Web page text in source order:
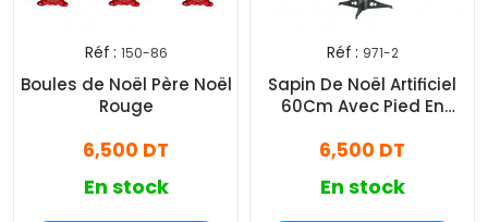
Réf : 150-86
Boules de Noël Père Noël
Rouge
6,500 DT
En stock
Réf : 971-2
Sapin De Noël Artificiel
60Cm Avec Pied En
6,500 DT
En stock